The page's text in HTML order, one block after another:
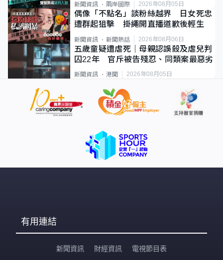
新聞資訊 兩岸國際 2026年08月05日
偶像「不點名」談粉絲越界 日女死忠
遭群起狙擊 掛繩開直播道歉後輕生
新聞資訊 新聞熱話 2026年08月06日
五歲童疑遭虐死｜母親認誤殺及虐兒判
囚22年 官斥被告殘忍、同類案最惡劣
新聞資訊 港聞 2026年08月05日
有用連結
新聞資訊 財經資訊 電視節目表